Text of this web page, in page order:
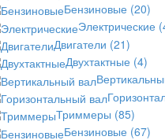
Бензиновые (20)
Электрические
Двигатели (21)
Двухтактные (4)
Триммеры (85)
Бензиновые (67)